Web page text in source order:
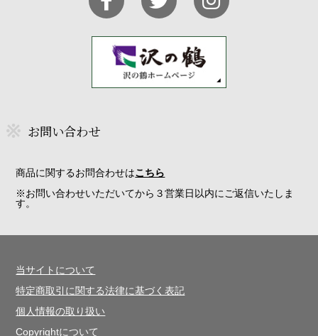
お問い合わせ
商品に関するお問合わせはこちら
※お問い合わせいただいてから３営業日以内にご返信いたしま
す。
当サイトについて
特定商取引に関する法律に基づく表記
個人情報の取り扱い
Copyrightについて